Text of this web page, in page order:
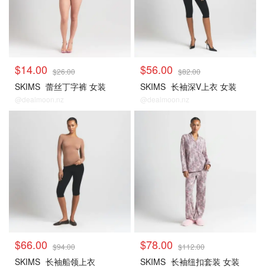
$14.00 $26.00
SKIMS 蕾丝丁字裤 女装
@dealmoon.nz
$56.00 $82.00
SKIMS 长袖深V上衣 女装
@dealmoon.nz
$66.00 $94.00
SKIMS 长袖船领上衣
$78.00 $112.00
SKIMS 长袖纽扣套装 女装